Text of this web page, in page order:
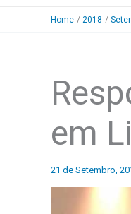
Home 2018
em
21 de Setembro,